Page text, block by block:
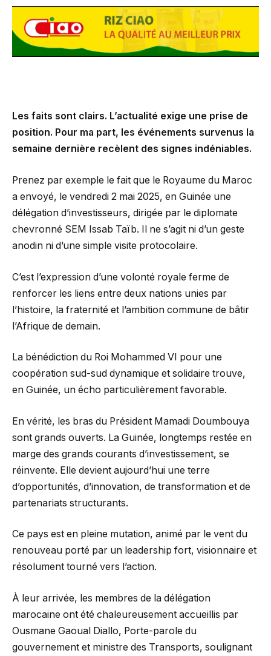
Les faits sont clairs. L’actualité exige une prise de
position. Pour ma part, les événements survenus la
semaine dernière recèlent des signes indéniables.
Prenez par exemple le fait que le Royaume du Maroc
a envoyé, le vendredi 2 mai 2025, en Guinée une
délégation d’investisseurs, dirigée par le diplomate
chevronné SEM Issab Taïb. Il ne s’agit ni d’un geste
anodin ni d’une simple visite protocolaire.
C’est l’expression d’une volonté royale ferme de
renforcer les liens entre deux nations unies par
l’histoire, la fraternité et l’ambition commune de bâtir
l’Afrique de demain.
La bénédiction du Roi Mohammed VI pour une
coopération sud-sud dynamique et solidaire trouve,
en Guinée, un écho particulièrement favorable.
En vérité, les bras du Président Mamadi Doumbouya
sont grands ouverts. La Guinée, longtemps restée en
marge des grands courants d’investissement, se
réinvente. Elle devient aujourd’hui une terre
d’opportunités, d’innovation, de transformation et de
partenariats structurants.
Ce pays est en pleine mutation, animé par le vent du
renouveau porté par un leadership fort, visionnaire et
résolument tourné vers l’action.
À leur arrivée, les membres de la délégation
marocaine ont été chaleureusement accueillis par
Ousmane Gaoual Diallo, Porte-parole du
gouvernement et ministre des Transports, soulignant